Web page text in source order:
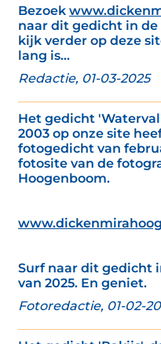
Bezoek
naar dit gedicht in de
kijk verder op deze
lang is...
Redactie, 01-03-2025
Het gedicht
2003 op onze site
fotogedicht van
fotosite van de
Hoogenboom.
Surf naar dit gedicht
van 2025. En geniet.
Fotoredactie, 01-02-